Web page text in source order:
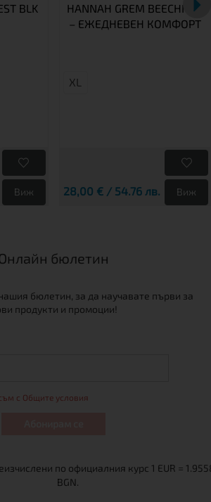
BLK
Виж
HANNAH GREM BEECHNUT
– ЕЖЕДНЕВЕН КОМФОРТ
XL
28,00 € / 54.76 лв. Виж
бюлетин
бюлетин, за да научавате първи за
продукти и промоции!
с Общите условия